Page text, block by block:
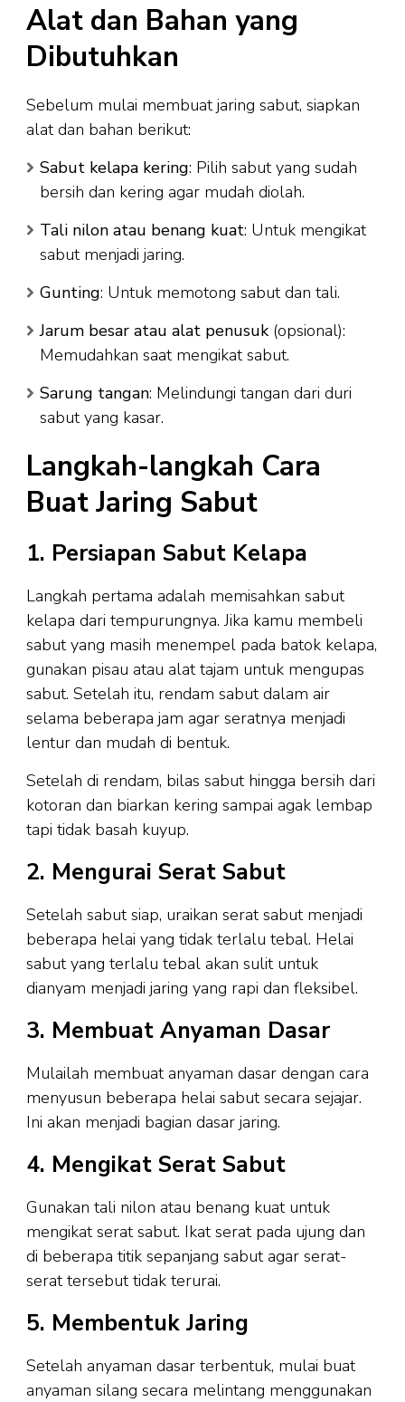
Alat dan Bahan yang
Dibutuhkan
Sebelum mulai membuat jaring sabut, siapkan
alat dan bahan berikut:
Sabut kelapa kering: Pilih sabut yang sudah
bersih dan kering agar mudah diolah.
Tali nilon atau benang kuat: Untuk mengikat
sabut menjadi jaring.
Gunting: Untuk memotong sabut dan tali.
Jarum besar atau alat penusuk(opsional):
Memudahkan saat mengikat sabut.
Sarung tangan: Melindungi tangan dari duri
sabut yang kasar.
Langkah-langkah Cara
Buat Jaring Sabut
1. Persiapan Sabut Kelapa
Langkah pertama adalah memisahkan sabut
kelapa dari tempurungnya. Jika kamu membeli
sabut yang masih menempel pada batok kelapa,
gunakan pisau atau alat tajam untuk mengupas
sabut. Setelah itu, rendam sabut dalam air
selama beberapa jam agar seratnya menjadi
lentur dan mudah di bentuk.
Setelah di rendam, bilas sabut hingga bersih dari
kotoran dan biarkan kering sampai agak lembap
tapi tidak basah kuyup.
2. Mengurai Serat Sabut
Setelah sabut siap, uraikan serat sabut menjadi
beberapa helai yang tidak terlalu tebal. Helai
sabut yang terlalu tebal akan sulit untuk
dianyam menjadi jaring yang rapi dan fleksibel.
3. Membuat Anyaman Dasar
Mulailah membuat anyaman dasar dengan cara
menyusun beberapa helai sabut secara sejajar.
Ini akan menjadi bagian dasar jaring.
4. Mengikat Serat Sabut
Gunakan tali nilon atau benang kuat untuk
mengikat serat sabut. Ikat serat pada ujung dan
di beberapa titik sepanjang sabut agar serat-
serat tersebut tidak terurai.
5. Membentuk Jaring
Setelah anyaman dasar terbentuk, mulai buat
anyaman silang secara melintang menggunakan